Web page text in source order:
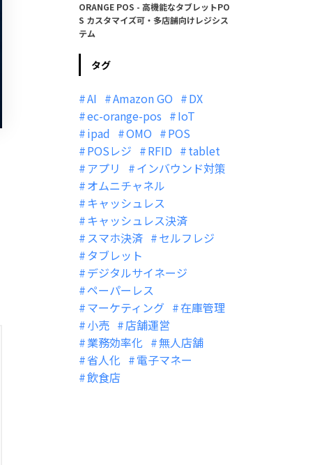
ORANGE POS - 高機能なタブレットPO
S カスタマイズ可・多店舗向けレジシス
テム
タグ
AI Amazon GO
DX
ec-orange-pos
IoT
ipad
OMO
POS
POSレジ
RFID
tablet
アプリ
インバウンド対策
オムニチャネル
キャッシュレス
キャッシュレス決済
スマホ決済
セルフレジ
タブレット
デジタルサイネージ
ペーパーレス
マーケティング
在庫管理
小売
店舗運営
業務効率化
無人店舗
省人化
電子マネー
飲食店